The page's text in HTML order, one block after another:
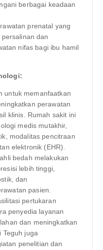
berbagai keadaan
prenatal yang
dan
nifas bagi ibu hamil
untuk memanfaatkan
perawatan
klinis. Rumah sakit ini
medis mutakhir,
modalitas pencitraan
elektronik (EHR).
bedah melakukan
lebih tinggi,
dan
pasien.
pertukaran
penyedia layanan
dan meningkatkan
Teguh juga
penelitian dan